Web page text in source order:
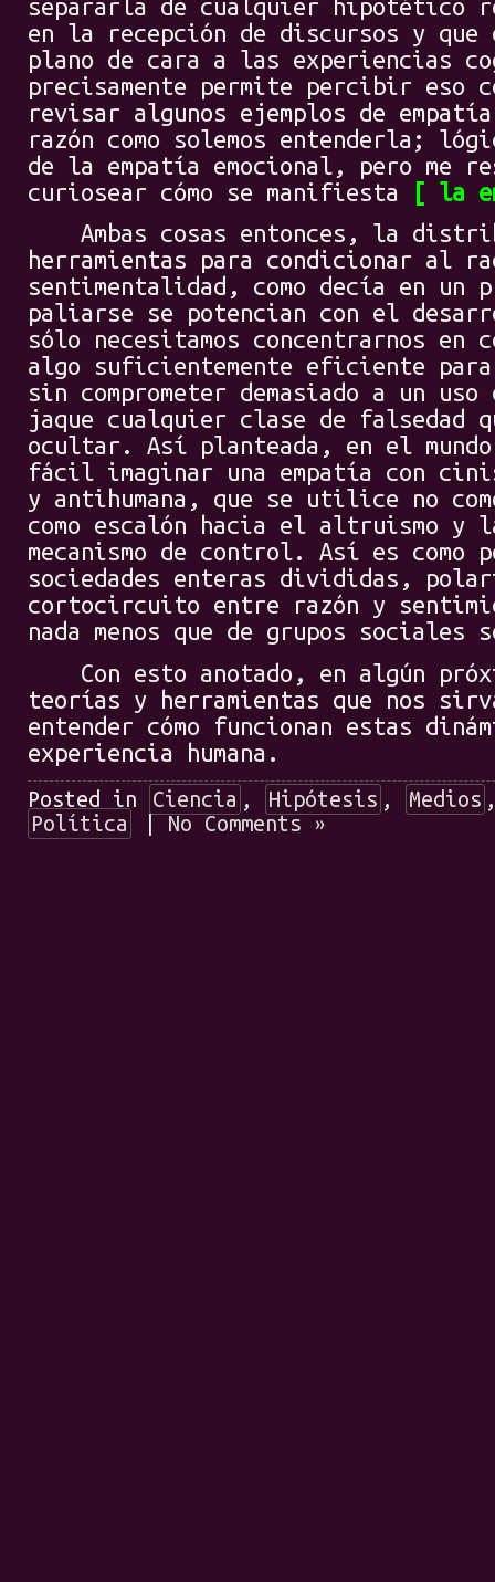
separarla de cualquier hipotético
en la recepción de discursos y que
plano de cara a las experiencias
precisamente permite percibir eso
revisar algunos ejemplos de
razón como solemos entenderla;
de la empatía emocional, pero me
curiosear cómo se manifiesta
la
Ambas cosas entonces, la
herramientas para condicionar al
sentimentalidad, como decía en
paliarse se potencian con el
sólo necesitamos concentrarnos en
algo suficientemente eficiente para
sin comprometer demasiado a un
jaque cualquier clase de falsedad
ocultar. Así planteada, en el
fácil imaginar una empatía con
y antihumana, que se utilice no
como escalón hacia el altruismo y
mecanismo de control. Así es como
sociedades enteras divididas,
cortocircuito entre razón y
nada menos que de grupos sociales
Con esto anotado, en algún
teorías y herramientas que nos
entender cómo funcionan estas
experiencia humana.
Posted in Ciencia , Hipótesis , Medios
Política
No Comments »